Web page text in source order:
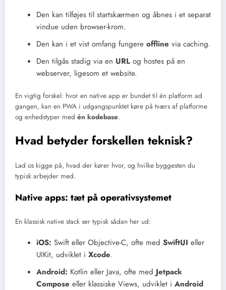
Den kan tilføjes til startskærmen og åbnes i et separat
vindue uden browser-krom.
Den kan i et vist omfang fungere offline via caching.
Den tilgås stadig via en URL og hostes på en
webserver, ligesom et website.
En vigtig forskel: hvor en native app er bundet til én platform ad
gangen, kan en PWA i udgangspunktet køre på tværs af platforme
og enhedstyper med én kodebase.
Hvad betyder forskellen teknisk?
Lad os kigge på, hvad der kører hvor, og hvilke byggesten du
typisk arbejder med.
Native apps: tæt på operativsystemet
En klassisk native stack ser typisk sådan her ud:
iOS: Swift eller Objective-C, ofte med SwiftUI eller
UIKit, udviklet i Xcode.
Android: Kotlin eller Java, ofte med Jetpack
Compose eller klassiske Views, udviklet i Android